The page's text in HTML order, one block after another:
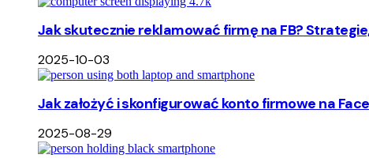
Jak skutecznie reklamować firmę na FB?
2025-10-03
Jak założyć i skonfigurować konto firmowe na
2025-08-29